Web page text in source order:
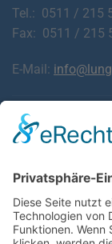
Tel.: 0511 / 215
Fax: 0511 / 215
E-Mail:
Downloads
Atemwege und
kostenlos
ZU DEN